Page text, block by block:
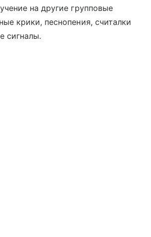
на другие групповые
крики, песнопения, считалки
сигналы.